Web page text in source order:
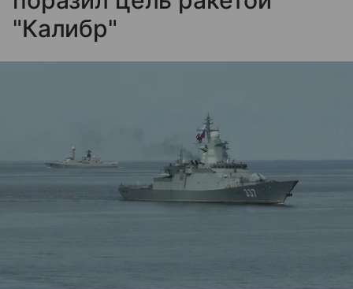
"Калибр"